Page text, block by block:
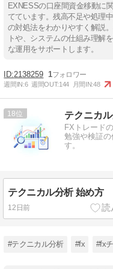
EXNESSの口座間資金移動に
てています。残高不足や処理
の対処法をわかりやすく解説
トや、システムの仕組み理解
な運用をサポートします。
2138259 1
週間IN:6 週間OUT:144 月間IN:48
18 テクニカ
FXトレード
勉強や検証
す。
テクニカル分析 始め方
12日前
#テクニカル分析 #fx #fx